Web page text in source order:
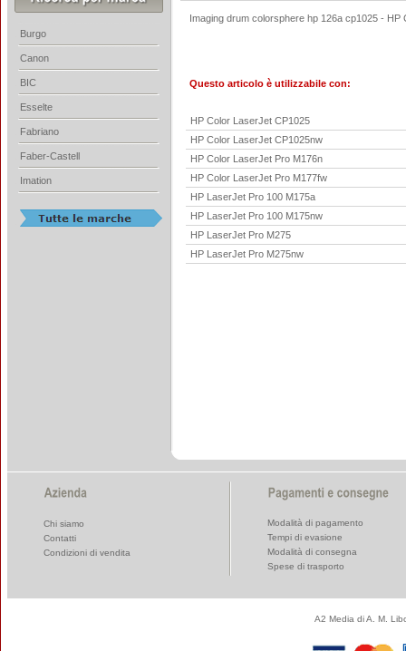
Imaging drum colorsphere hp 126a cp1025 - HP
Questo articolo è utilizzabile con:
HP Color LaserJet CP1025
HP Color LaserJet CP1025nw
HP Color LaserJet Pro M176n
HP Color LaserJet Pro M177fw
HP LaserJet Pro 100 M175a
HP LaserJet Pro 100 M175nw
HP LaserJet Pro M275
HP LaserJet Pro M275nw
Burgo
Canon
BIC
Esselte
Fabriano
Faber-Castell
Imation
Chi siamo
Contatti
Condizioni di vendita
Modalità di pagamento
Tempi di evasione
Modalità di consegna
Spese di trasporto
A2 Media di A. M.